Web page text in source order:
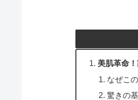
美肌革命
なぜこ
驚きの